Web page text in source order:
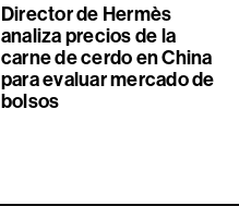
Director de Hermès
analiza precios de la
carne de cerdo en China
para evaluar mercado de
bolsos